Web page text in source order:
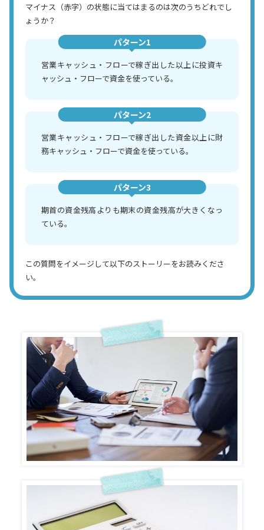
マイナス（赤字）の状態に当てはまるのは次のうちどれでし
ょうか？
パターン1
営業キャッシュ・フローで稼ぎ出した以上に投資キ
ャッシュ・フローで資金を使っている。
パターン2
営業キャッシュ・フローで稼ぎ出した資金以上に財
務キャッシュ・フローで資金を使っている。
パターン3
期首の資金残高よりも期末の資金残高が大きくなっ
ている。
この質問をイメージして以下のストーリーをお読みくださ
い。